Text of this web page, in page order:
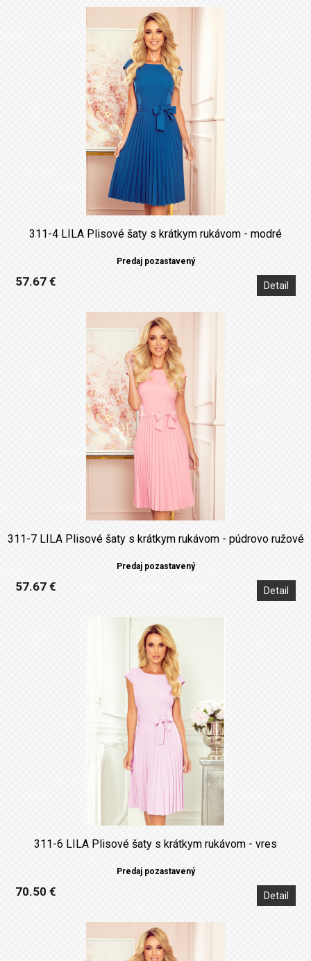
311-4 LILA Plisové šaty s krátkym rukávom - modré
Predaj pozastavený
57.67 € Detail
311-7 LILA Plisové šaty s krátkym rukávom - púdrovo ružové
Predaj pozastavený
57.67 € Detail
311-6 LILA Plisové šaty s krátkym rukávom - vres
Predaj pozastavený
70.50 € Detail